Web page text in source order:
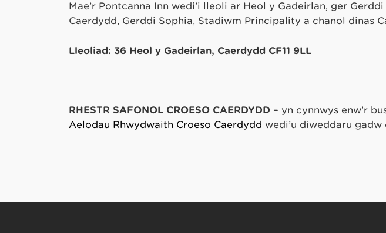
Mae’r Pontcanna Inn wedi’i lleoli ar Heol y Gadeirlan, ger
Caerdydd, Gerddi Sophia, Stadiwm Principality a chanol dinas
Lleoliad: 36 Heol y Gadeirlan, Caerdydd CF11 9LL
RHESTR SAFONOL CROESO CAERDYDD – yn cynnwys enw’r
Aelodau Rhwydwaith Croeso Caerdydd wedi’u diweddaru